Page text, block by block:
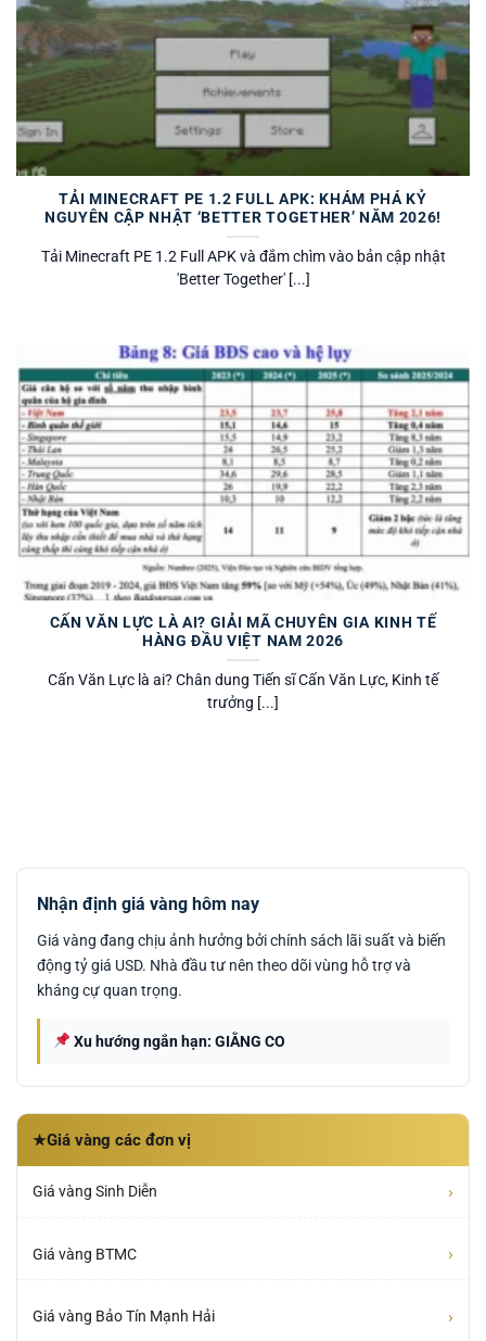
TẢI MINECRAFT PE 1.2 FULL APK: KHÁM PHÁ KỶ
NGUYÊN CẬP NHẬT ‘BETTER TOGETHER’ NĂM 2026!
Tải Minecraft PE 1.2 Full APK và đắm chìm vào bản cập nhật
'Better Together' [...]
CẤN VĂN LỰC LÀ AI? GIẢI MÃ CHUYÊN GIA KINH TẾ
HÀNG ĐẦU VIỆT NAM 2026
Cấn Văn Lực là ai? Chân dung Tiến sĩ Cấn Văn Lực, Kinh tế
trưởng [...]
Nhận định giá vàng hôm nay
Giá vàng đang chịu ảnh hưởng bởi chính sách lãi suất và biến
động tỷ giá USD. Nhà đầu tư nên theo dõi vùng hỗ trợ và
kháng cự quan trọng.
Xu hướng ngắn hạn: GIẰNG CO
★Giá vàng các đơn vị
Giá vàng Sinh Diễn ›
Giá vàng BTMC ›
Giá vàng Bảo Tín Mạnh Hải ›